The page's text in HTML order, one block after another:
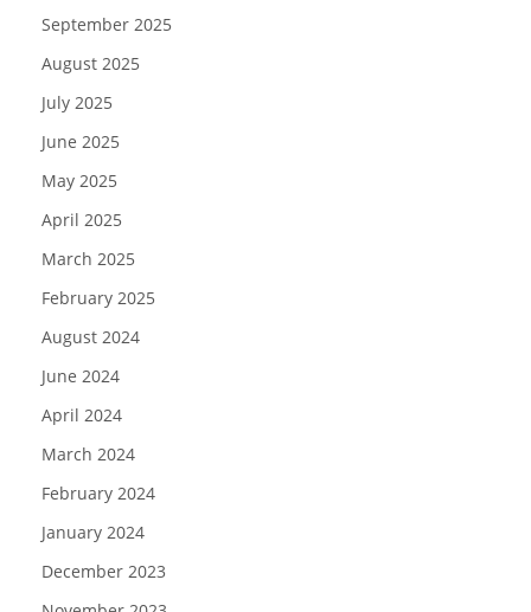
September 2025
August 2025
July 2025
June 2025
May 2025
April 2025
March 2025
February 2025
August 2024
June 2024
April 2024
March 2024
February 2024
January 2024
December 2023